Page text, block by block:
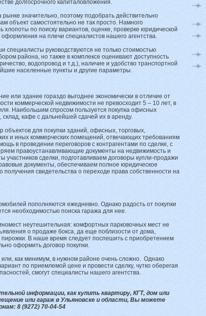
долгосрочного капиталовложения.
рынке значительно, поэтому подобрать действительно
объект самостоятельно не так просто. Намного
по поиску вариантов, оценке, проверке юридической
на плечи специалистов нашего агентства.
специалисты руководствуются не только стоимостью
района, но также в комплексе оценивают доступность
водопровод и т.д.), наличие и удобство транспортной
населенные пункты и другие параметры.
или здание гораздо выгоднее экономически в отличие от
коммерческой недвижимости не превосходит 5 – 10 лет, в
Наибольшим спросом пользуется покупка офисных
кафе с дальнейшей сдачей их в аренду.
для покупки зданий, офисных, торговых,
и иных коммерческих помещений, отвечающих требованиям
в проведении переговоров с контрагентами по сделке, с
правоустанавливающие документы на недвижимость и
участников сделки, подготавливаем договоры купли-продажи
документы, обеспечиваем полное юридическое
получения свидетельства о переходе права собственности на
пополняются ежедневно. Однако радость от покупки
необходимостью поиска гаража для нее.
неутешительная: комфортных парковочных мест не
о продаже бокса, да еще поблизости от дома,
пирожки. В наше время следует поспешить с приобретением
оформить договор покупки.
или, как минимум, в нужном районе очень сложно. Однако
по приемлемой цене и провести сделку, чутко оберегая
смогут специалисты нашего агентства.
информации, как купить квартиру, КГТ, дом или
или гараж в Ульяновске и области, Вы можете
8 (9272) 70-04-54